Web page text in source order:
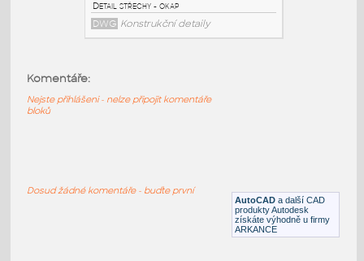
DWG Konstrukční detaily
DWG
Konstrukční detaily
Konstrukční detailyAutoCAD a další CAD
produkty Autodesk
získáte výhodně u firmy
ARKANCE
Komentáře:
Nejste přihlášeni - nelze připojit komentáře
bloků
Dosud žádné komentáře - buďte první